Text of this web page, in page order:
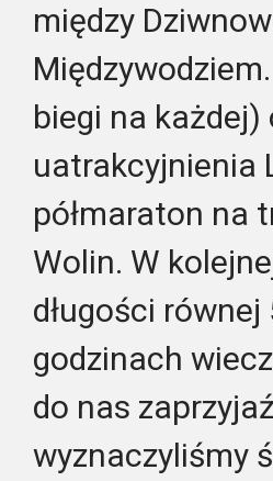
między
biegi na każdej)
uatrakcyjnienia
półmaraton na
Wolin. W
długości
godzinach
do nas
wyznaczyliśmy